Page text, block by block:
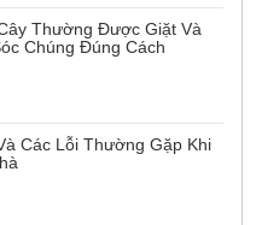
Thường Được Giặt Và
Chúng Đúng Cách
Các Lỗi Thường Gặp Khi